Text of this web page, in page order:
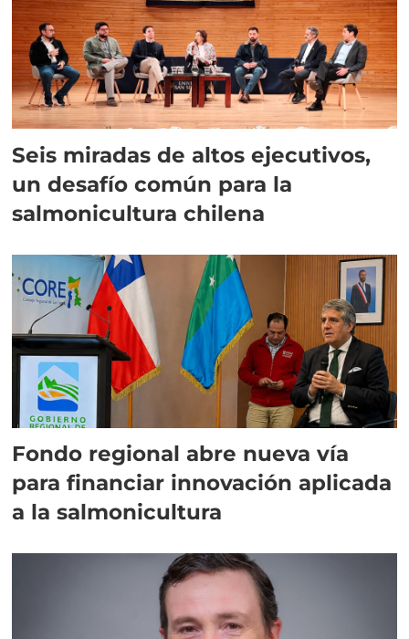
Seis miradas de altos ejecutivos,
un desafío común para la
salmonicultura chilena
Fondo regional abre nueva vía
para financiar innovación aplicada
a la salmonicultura